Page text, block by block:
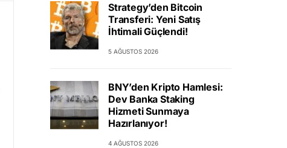
Strategy’den Bitcoin
Transferi: Yeni Satış
İhtimali Güçlendi!
5 AĞUSTOS 2026
BNY’den Kripto Hamlesi:
Dev Banka Staking
Hizmeti Sunmaya
Hazırlanıyor!
4 AĞUSTOS 2026